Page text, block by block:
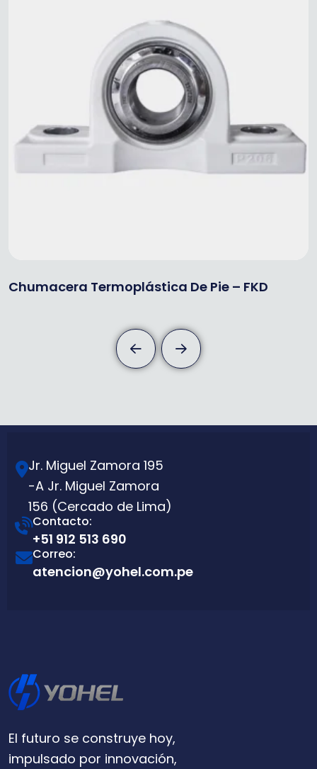
Chumacera Termoplástica De Pie – FKD
Jr. Miguel Zamora 195
-A Jr. Miguel Zamora
156 (Cercado de Lima)
Contacto:
+51 912 513 690
Correo:
atencion@yohel.com.pe
El futuro se construye hoy,
impulsado por innovación,